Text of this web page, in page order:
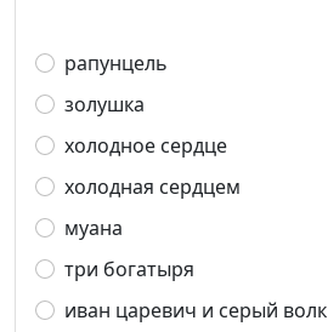
рапунцель
золушка
холодное сердце
холодная сердцем
муана
три богатыря
иван царевич и серый волк